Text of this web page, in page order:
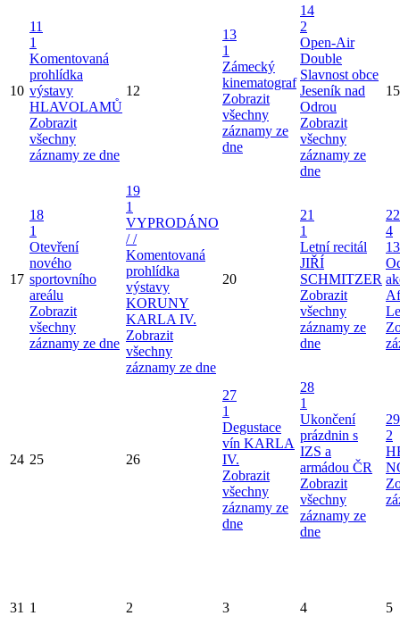
10
11
1
Komentovaná
prohlídka
výstavy
HLAVOLAMŮ
Zobrazit
všechny
záznamy ze dne
12
13
1
Zámecký
kinematograf
Zobrazit
všechny
záznamy ze
dne
14
2
Open-Air
Double
Slavnost obce
Jeseník nad
Odrou
Zobrazit
všechny
záznamy ze
dne
15
17
18
1
Otevření
nového
sportovního
areálu
Zobrazit
všechny
záznamy ze dne
19
1
VYPRODÁNO
/ /
Komentovaná
prohlídka
výstavy
KORUNY
KARLA IV.
Zobrazit
všechny
záznamy ze dne
20
21
1
Letní recitál
JIŘÍ
SCHMITZER
Zobrazit
všechny
záznamy ze
dne
22
4
24 25 26
27
1
Degustace
vín KARLA
IV.
Zobrazit
všechny
záznamy ze
dne
28
1
Ukončení
prázdnin s
IZS a
armádou ČR
Zobrazit
všechny
záznamy ze
dne
29
2
31 1 2 3 4 5